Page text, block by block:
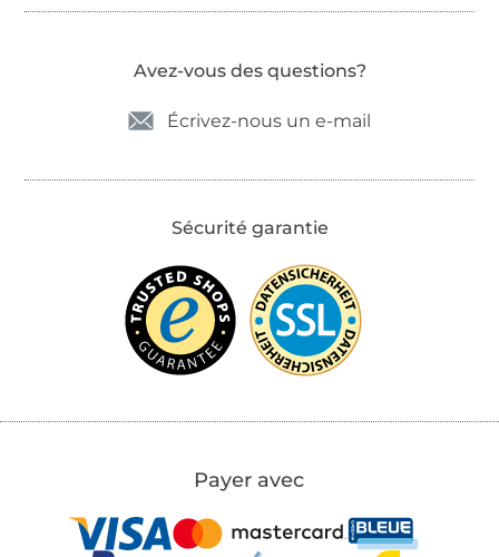
Avez-vous des questions?
Écrivez-nous un e-mail
Sécurité garantie
Payer avec